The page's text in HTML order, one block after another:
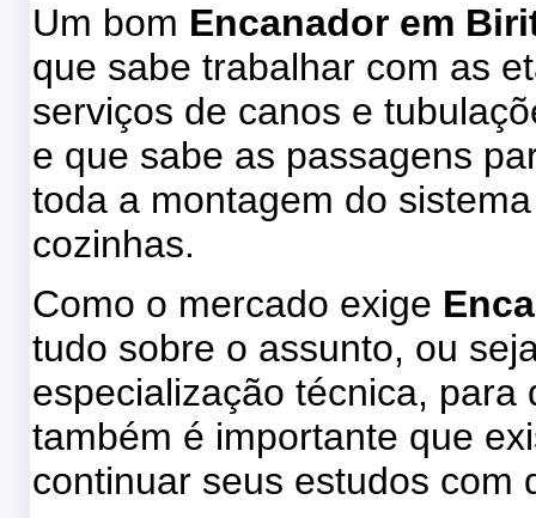
Um bom Encanador em
que sabe trabalhar com as
serviços de canos e
e que sabe as passagens
toda a montagem do
cozinhas.
Como o mercado exige
tudo sobre o assunto, ou
especialização técnica,
também é importante que
continuar seus estudos com